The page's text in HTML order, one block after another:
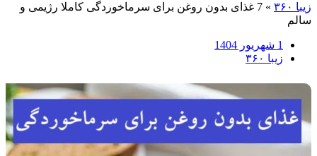
زیبا ۳۶۰ »
7 غذای بدون روغن برای سرماخوردگی کاملا رژیمی و
سالم
1 شهریور 1404
زیبا ۳۶۰